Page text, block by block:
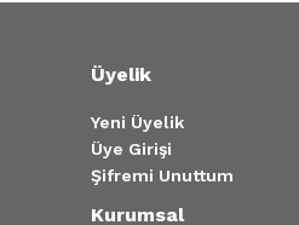
Üyelik
Yeni Üyelik
Üye Girişi
Şifremi Unuttum
Kurumsal